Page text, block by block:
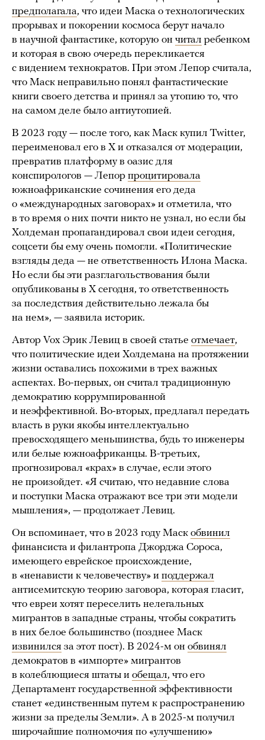
предполагала, что идеи Маска о технологических
прорывах и покорении космоса берут начало
в научной фантастике, которую он читал ребенком
и которая в свою очередь перекликается
с видением технократов. При этом Лепор считала,
что Маск неправильно понял фантастические
книги своего детства и принял за утопию то, что
на самом деле было антиутопией.
В 2023 году — после того, как Маск купил Twitter,
переименовал его в Х и отказался от модерации,
превратив платформу в оазис для
конспирологов — Лепор процитировала
южноафриканские сочинения его деда
о «международных заговорах» и отметила, что
в то время о них почти никто не узнал, но если бы
Холдеман пропагандировал свои идеи сегодня,
соцсети бы ему очень помогли. «Политические
взгляды деда — не ответственность Илона Маска.
Но если бы эти разглагольствования были
опубликованы в X сегодня, то ответственность
за последствия действительно лежала бы
на нем», — заявила историк.
Автор Vox Эрик Левиц в своей статье отмечает,
что политические идеи Холдемана на протяжении
жизни оставались похожими в трех важных
аспектах. Во-первых, он считал традиционную
демократию коррумпированной
и неэффективной. Во-вторых, предлагал передать
власть в руки якобы интеллектуально
превосходящего меньшинства, будь то инженеры
или белые южноафриканцы. В-третьих,
прогнозировал «крах» в случае, если этого
не произойдет. «Я считаю, что недавние слова
и поступки Маска отражают все три эти модели
мышления», — продолжает Левиц.
Он вспоминает, что в 2023 году Маск обвинил
финансиста и филантропа Джорджа Сороса,
имеющего еврейское происхождение,
в «ненависти к человечеству» и поддержал
антисемитскую теорию заговора, которая гласит,
что евреи хотят переселить нелегальных
мигрантов в западные страны, чтобы сократить
в них белое большинство (позднее Маск
извинился за этот пост). В 2024-м он обвинял
демократов в «импорте» мигрантов
в колеблющиеся штаты и обещал, что его
Департамент государственной эффективности
станет «единственным путем к распространению
жизни за пределы Земли». А в 2025-м получил
широчайшие полномочия по «улучшению»